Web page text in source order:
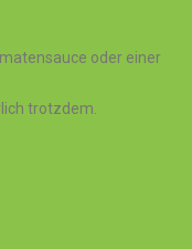
oder einer
trotzdem.